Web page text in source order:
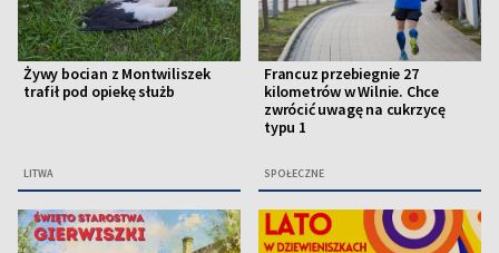
Żywy bocian z Montwiliszek
trafił pod opiekę służb
LITWA
Francuz przebiegnie 27
kilometrów w Wilnie. Chce
zwrócić uwagę na cukrzycę
typu 1
SPOŁECZNE